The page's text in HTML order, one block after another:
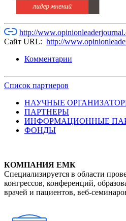
http://
Сайт URL: http://
Комментарии
Список партнеров
НАУЧНЫЕ
ПАРТНЕРЫ
ИНФОРМАЦИОННЫЕ
ФОНДЫ
КОМПАНИЯ ЕМК
Специализируется в области
конгрессов, конференций,
врачей и пациентов, веб-